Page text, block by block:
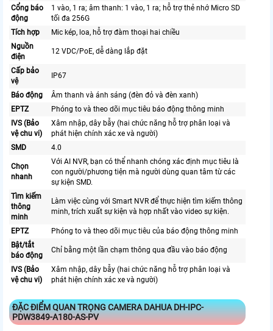
Cổng báo
động
1 vào, 1 ra; âm thanh: 1 vào, 1 ra; hỗ trợ thẻ nhớ Micro SD
tối đa 256G
Tích hợp
Mic kép, loa, hỗ trợ đàm thoại hai chiều
Nguồn
điện
12 VDC/PoE, dễ dàng lắp đặt
Cấp bảo
vệ
IP67
Báo động
Âm thanh và ánh sáng (đèn đỏ và đèn xanh)
EPTZ
Phóng to và theo dõi mục tiêu báo động thông minh
IVS (Bảo
vệ chu vi)
Xâm nhập, dây bẫy (hai chức năng hỗ trợ phân loại và
phát hiện chính xác xe và người)
SMD
4.0
Chọn
nhanh
Với AI NVR, bạn có thể nhanh chóng xác định mục tiêu là
con người/phương tiện mà người dùng quan tâm từ các
sự kiện SMD.
Tìm kiếm
thông
minh
Làm việc cùng với Smart NVR để thực hiện tìm kiếm thông
minh, trích xuất sự kiện và hợp nhất vào video sự kiện.
EPTZ
Phóng to và theo dõi mục tiêu của báo động thông minh
Bật/tắt
báo động
Chỉ bằng một lần chạm thông qua đầu vào báo động
IVS (Bảo
vệ chu vi)
Xâm nhập, dây bẫy (hai chức năng hỗ trợ phân loại và
phát hiện chính xác xe và người)
ĐẶC ĐIỂM QUAN TRỌNG CAMERA DAHUA DH-IPC-
PDW3849-A180-AS-PV